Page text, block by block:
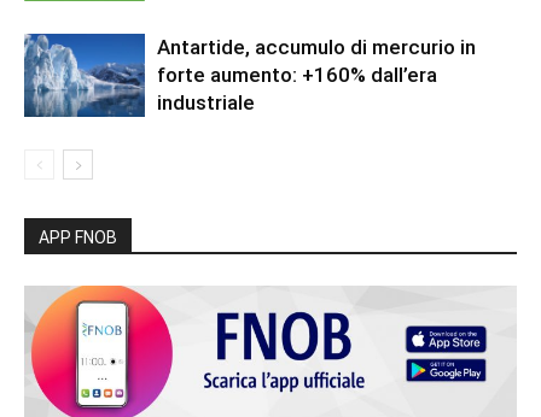
Antartide, accumulo di mercurio in
forte aumento: +160% dall’era
industriale
APP FNOB